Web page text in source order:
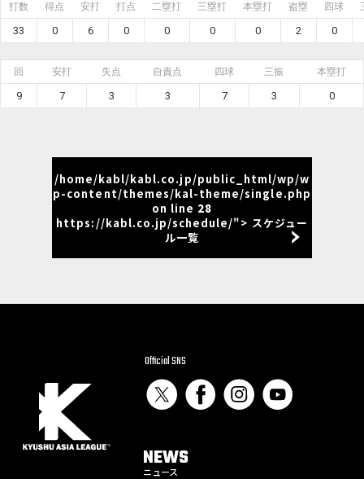
打数 得点 安打 打点 二塁打 三塁打 本塁打 盗塁 四球
33 0 6 0 0 0 0 2 0
回 安打 失点 自責点 四球 三振 本塁打
9 7 3 3 7 3 0
/home/kabl/kabl.co.jp/public_html/wp/w
p-content/themes/kal-theme/single.php
on line 28
https://kabl.co.jp/schedule/"> スケジュー
ル一覧
Official SNS
NEWS
ニュース